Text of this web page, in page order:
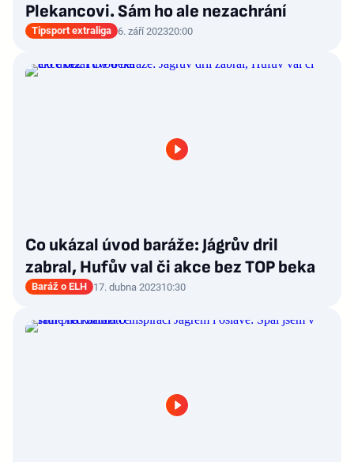
Plekancovi. Sám ho ale nezachrání
Tipsport extraliga 6. září 202320:00
Co ukázal úvod baráže: Jágrův dril
zabral, Hufův val či akce bez TOP beka
Baráž o ELH 17. dubna 202310:30